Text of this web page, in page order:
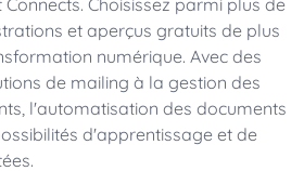
Choisissez parmi plus de
et aperçus gratuits de plus
numérique. Avec des
de mailing à la gestion des
l'automatisation des documents
d'apprentissage et de